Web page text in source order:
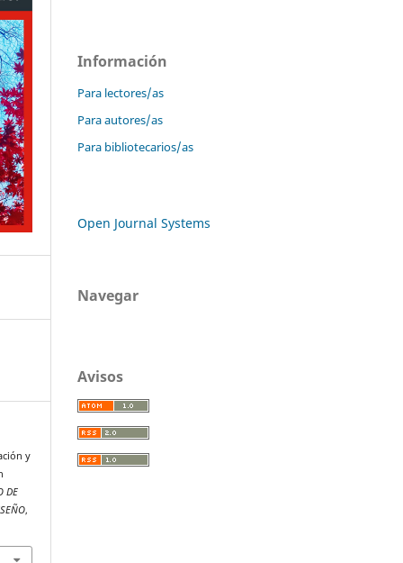
y
DE
,
Información
Para lectores/as
Para autores/as
Para bibliotecarios/as
Open Journal Systems
Navegar
Avisos